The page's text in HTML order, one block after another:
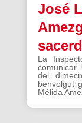
José
La
comunicar
del
benvolgut
Mélida